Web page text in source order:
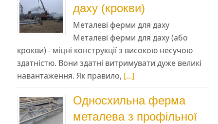
даху (крокви)
Металеві ферми для даху
Металеві ферми для даху (або
крокви) - міцні конструкції з високою несучою
здатністю. Вони здатні витримувати дуже великі
навантаження. Як правило, [...]
Односхильна ферма
металева з профільної